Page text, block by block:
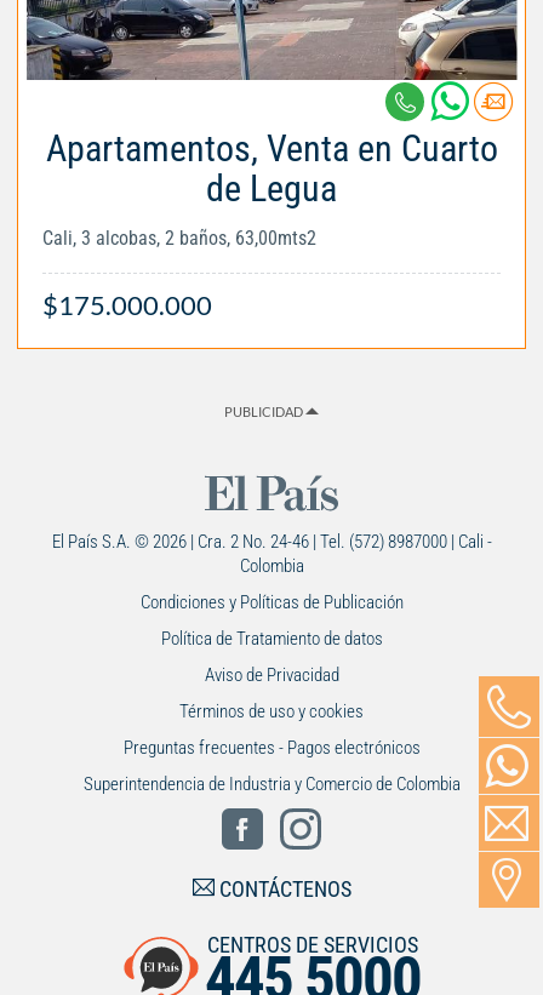
Apartamentos, Venta en Cuarto
de Legua
Cali, 3 alcobas, 2 baños, 63,00mts2
$175.000.000
PUBLICIDAD
El País S.A. © 2026 | Cra. 2 No. 24-46 | Tel. (572) 8987000 | Cali -
Colombia
Condiciones y Políticas de Publicación
Política de Tratamiento de datos
Aviso de Privacidad
Términos de uso y cookies
Preguntas frecuentes - Pagos electrónicos
Superintendencia de Industria y Comercio de Colombia
CONTÁCTENOS
CENTROS DE SERVICIOS
445 5000